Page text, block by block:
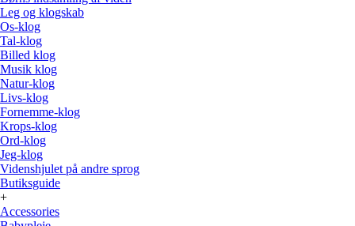
Leg og klogskab
Os-klog
Tal-klog
Billed klog
Musik klog
Natur-klog
Livs-klog
Fornemme-klog
Krops-klog
Ord-klog
Jeg-klog
Videnshjulet på andre sprog
Butiksguide
+
Accessories